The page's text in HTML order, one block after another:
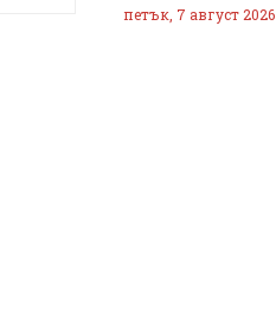
петък, 7 август 2026